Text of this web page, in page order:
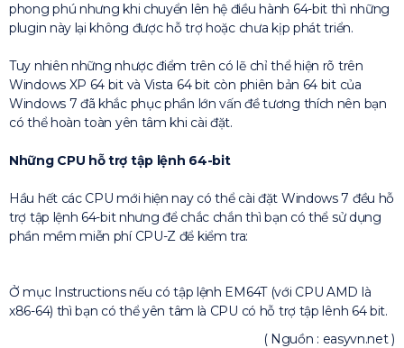
phong phú nhưng khi chuyển lên hệ điều hành 64-bit thì những
plugin này lại không được hỗ trợ hoặc chưa kịp phát triển.
Tuy nhiên những nhược điểm trên có lẽ chỉ thể hiện rõ trên
Windows XP 64 bit và Vista 64 bit còn phiên bản 64 bit của
Windows 7 đã khắc phục phần lớn vấn đề tương thích nên bạn
có thể hoàn toàn yên tâm khi cài đặt.
Những CPU hỗ trợ tập lệnh 64-bit
Hầu hết các CPU mới hiện nay có thể cài đặt Windows 7 đều hỗ
trợ tập lệnh 64-bit nhưng để chắc chắn thì bạn có thể sử dụng
phần mềm miễn phí CPU-Z để kiểm tra:
Ở mục Instructions nếu có tập lệnh EM64T (với CPU AMD là
x86-64) thì bạn có thể yên tâm là CPU có hỗ trợ tập lênh 64 bit.
( Nguồn : easyvn.net )